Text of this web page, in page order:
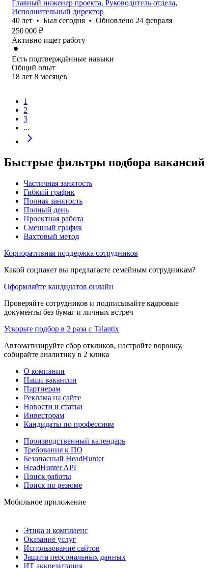
Главный инженер проекта, Руководитель отдела,
Исполнительный директор
40 лет • Был сегодня • Обновлено 24 февраля
250 000 ₽
Активно ищет работу
Есть подтверждённые навыки
Общий опыт
18 лет 8 месяцев
1
2
3
...
Быстрые фильтры подбора вакансий
Частичная занятость
Гибкий график
Полная занятость
Полный день
Проектная работа
Сменный график
Вахтовый метод
Корпоративная поддержка сотрудников
Какой соцпакет вы предлагаете семейным сотрудникам?
Оформляйте кандидатов онлайн
Проверяйте сотрудников и подписывайте кадровые
документы без бумаг и личных встреч
Ускорьте подбор в 2 раза с Talantix
Автоматизируйте сбор откликов, настройте воронку,
собирайте аналитику в 2 клика
О компании
Наши вакансии
Партнерам
Реклама на сайте
Новости и статьи
Инвесторам
Кандидаты по профессиям
Производственный календарь
Требования к ПО
Безопасный HeadHunter
HeadHunter API
Поиск работы
Поиск по резюме
Мобильное приложение
Этика и комплаенс
Оказание услуг
Использование сайтов
Защита персональных данных
ИТ аккредитация